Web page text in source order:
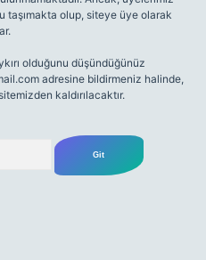
taşımakta olup, siteye üye olarak
olduğunu düşündüğünüz
adresine bildirmeniz halinde,
kaldırılacaktır.